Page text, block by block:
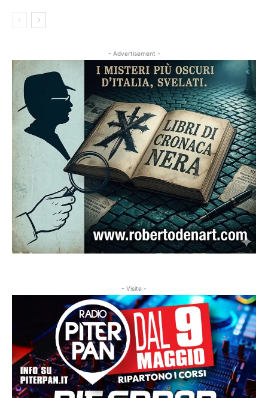
- Advertisement -
- Visite -